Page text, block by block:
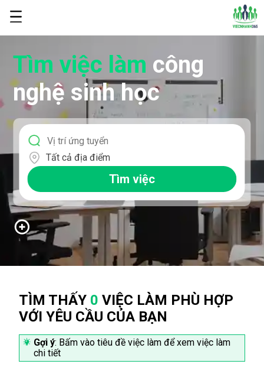
Tìm việc làm công
nghệ sinh học
Tất cả địa điểm
Tìm việc
TÌM THẤY 0 VIỆC LÀM PHÙ HỢP
VỚI YÊU CẦU CỦA BẠN
Gợi ý: Bấm vào tiêu đề việc làm để xem việc làm
chi tiết